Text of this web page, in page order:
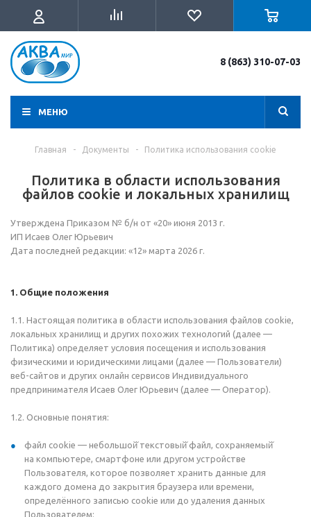
8 (863) 310-07-03
МЕНЮ
Главная - Документы - Политика использования cookie
Политика в области использования
файлов cookie и локальных хранилищ
Утверждена Приказом № б/н от «20» июня 2013 г.
ИП Исаев Олег Юрьевич
Дата последней редакции: «12» марта 2026 г.
1. Общие положения
1.1. Настоящая политика в области использования файлов cookie,
локальных хранилищ и других похожих технологий (далее —
Политика) определяет условия посещения и использования
физическими и юридическими лицами (далее — Пользователи)
веб-сайтов и других онлайн сервисов Индивидуального
предпринимателя Исаев Олег Юрьевич (далее — Оператор).
1.2. Основные понятия:
файл cookie — небольшой̆ текстовый̆ файл, сохраняемый̆
на компьютере, смартфоне или другом устройстве
Пользователя, которое позволяет хранить данные для
каждого домена до закрытия браузера или времени,
определённого записью cookie или до удаления данных
Пользователем;